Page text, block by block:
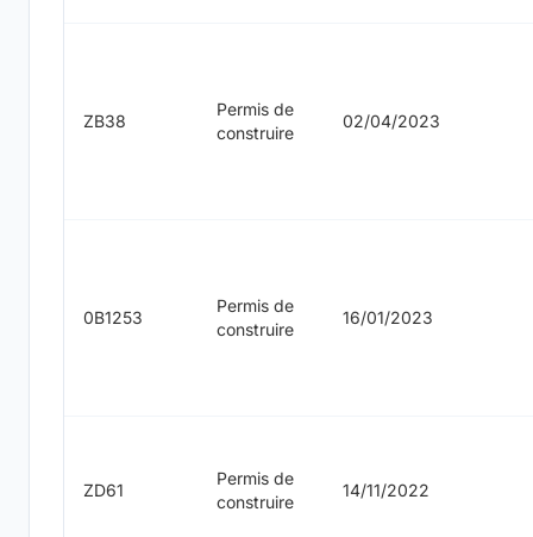
ZB38
Permis de
construire
02/04/2023
0B1253
Permis de
construire
16/01/2023
ZD61
Permis de
construire
14/11/2022